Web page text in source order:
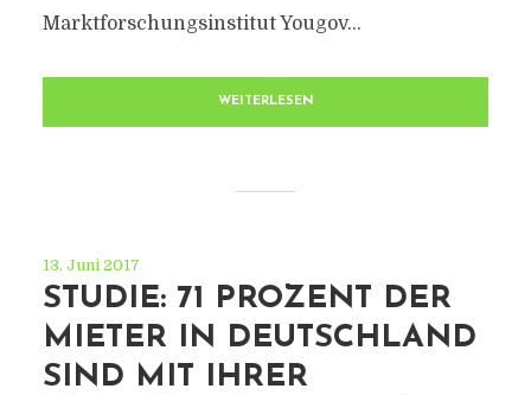
Marktforschungsinstitut Yougov...
WEITERLESEN
13. Juni 2017
STUDIE: 71 PROZENT DER
MIETER IN DEUTSCHLAND
SIND MIT IHRER